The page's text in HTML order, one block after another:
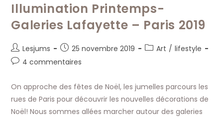
Illumination Printemps-
Galeries Lafayette – Paris 2019
Auteur/autrice
de
Lesjums
Publication
publiée :
25 novembre 2019
PostArt / lifestyle
Commentaires
la
publication :
4 commentaires
On approche des fêtes de Noël, les jumelles parcours les
rues de Paris pour découvrir les nouvelles décorations de
Noël! Nous sommes allées marcher autour des galeries